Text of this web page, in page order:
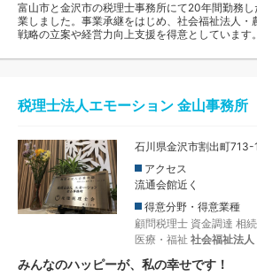
富山市と金沢市の税理士事務所にて20年間勤務
業しました。事業承継をはじめ、社会福祉法人・
戦略の立案や経営力向上支援を得意としています
税理士法人エモーション 金山事務所
石川県金沢市割出町713-1
アクセス
流通会館近く
得意分野・得意業種
顧問税理士 資金調達 相
医療・福祉 社会福祉法人
みんなのハッピーが、私の幸せです！